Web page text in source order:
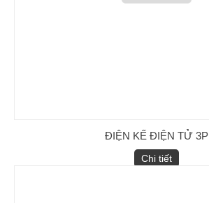
ĐIỆN KẾ ĐIỆN TỬ 3P
Chi tiết